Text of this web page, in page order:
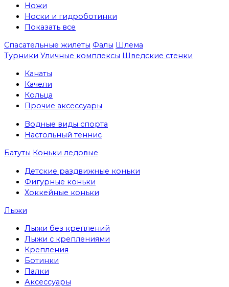
Ножи
Носки и гидроботинки
Показать все
Спасательные жилеты Фалы Шлема
Турники Уличные комплексы Шведские стенки
Канаты
Качели
Кольца
Прочие аксессуары
Водные виды спорта
Настольный теннис
Батуты Коньки ледовые
Детские раздвижные коньки
Фигурные коньки
Хоккейные коньки
Лыжи
Лыжи без креплений
Лыжи с креплениями
Крепления
Ботинки
Палки
Аксессуары